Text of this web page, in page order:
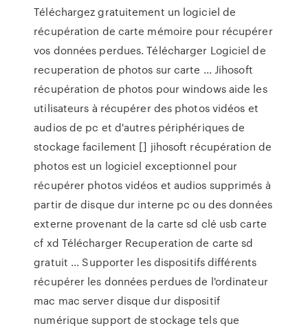
Téléchargez gratuitement un logiciel de
récupération de carte mémoire pour récupérer
vos données perdues. Télécharger Logiciel de
recuperation de photos sur carte ... Jihosoft
récupération de photos pour windows aide les
utilisateurs à récupérer des photos vidéos et
audios de pc et d'autres périphériques de
stockage facilement [] jihosoft récupération de
photos est un logiciel exceptionnel pour
récupérer photos vidéos et audios supprimés à
partir de disque dur interne pc ou des données
externe provenant de la carte sd clé usb carte
cf xd Télécharger Recuperation de carte sd
gratuit ... Supporter les dispositifs différents
récupérer les données perdues de l'ordinateur
mac mac server disque dur dispositif
numérique support de stockage tels que